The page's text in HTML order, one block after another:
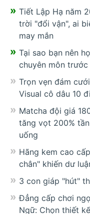
Tiết Lập Hạ năm
trời "đổi vận", ai
may mắn
Tại sao bạn nên
chuyên môn
Trọn vẹn đám
Visual cô dâu 10
Matcha đội giá
tăng vọt 200%
uống
Hãng kem cao
chân" khiến dư
3 con giáp "hút"
Đẳng cấp chơi
Ngữ: Chọn thiết